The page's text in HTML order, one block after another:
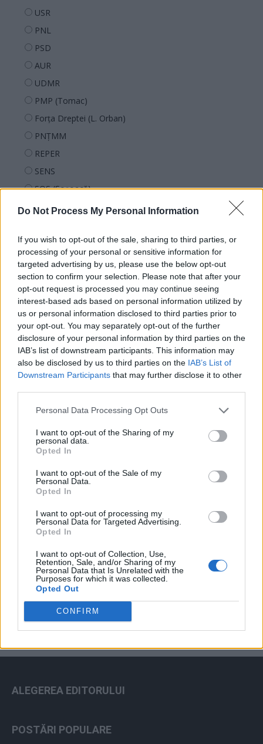
Do Not Process My Personal Information
If you wish to opt-out of the sale, sharing to third parties, or
processing of your personal or sensitive information for
targeted advertising by us, please use the below opt-out
section to confirm your selection. Please note that after your
opt-out request is processed you may continue seeing
interest-based ads based on personal information utilized by
us or personal information disclosed to third parties prior to
your opt-out. You may separately opt-out of the further
disclosure of your personal information by third parties on the
IAB’s list of downstream participants. This information may
also be disclosed by us to third parties on the IAB’s List of
Downstream Participants that may further disclose it to other
Personal Data Processing Opt Outs
I want to opt-out of the Sharing of my
personal data.
Opted In
I want to opt-out of the Sale of my
Personal Data.
Opted In
I want to opt-out of processing my
Personal Data for Targeted Advertising.
Opted In
I want to opt-out of Collection, Use,
Retention, Sale, and/or Sharing of my
Personal Data that Is Unrelated with the
Purposes for which it was collected.
Opted Out
CONFIRM
USR
PNL
PSD
AUR
UDMR
PMP (Tomac)
Forța Dreptei (L. Orban)
PNȚMM
REPER
SENS
SOS (Șoșoacă)
POT (Gavrilă)
Acțiunea Conservatoare (Târziu)
PDF (Lazarus)
PUSL (D. Voiculescu)
PNȚCD (Pavelescu)
PNCR (Terheș)
Partidul Patrioților (Surugiu)
FAR (Coarnă)
România pe Primul Loc (Ponta)
Arată rezultatele
Arhiva sondajelor
ad
ALEGEREA EDITORULUI
POSTĂRI POPULARE